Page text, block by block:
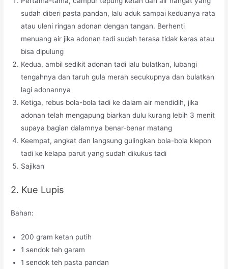
sudah diberi pasta pandan, lalu aduk sampai keduanya rata
atau uleni ringan adonan dengan tangan. Berhenti
menuang air jika adonan tadi sudah terasa tidak keras atau
bisa dipulung
Kedua, ambil sedikit adonan tadi lalu bulatkan, lubangi
tengahnya dan taruh gula merah secukupnya dan bulatkan
lagi adonannya
Ketiga, rebus bola-bola tadi ke dalam air mendidih, jika
adonan telah mengapung biarkan dulu kurang lebih 3 menit
supaya bagian dalamnya benar-benar matang
Keempat, angkat dan langsung gulingkan bola-bola klepon
tadi ke kelapa parut yang sudah dikukus tadi
Sajikan
2. Kue Lupis
Bahan:
200 gram ketan putih
1 sendok teh garam
1 sendok teh pasta pandan